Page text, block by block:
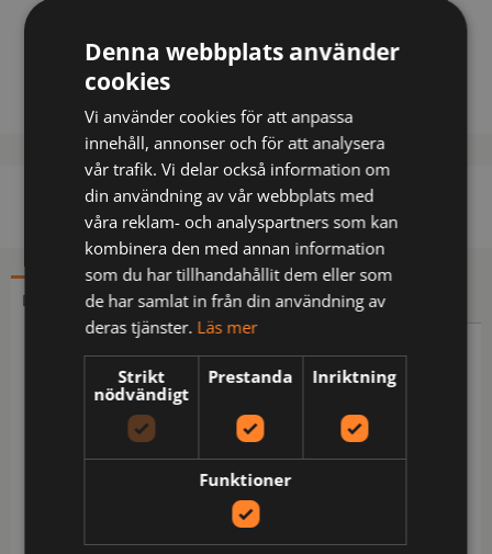
Lägg till i varukorg
BESKRIVNING YTTERLIGARE INFORMATION
Beskrivning
Stretchmaterial / Multinorm / Inherent flamskydd /
Smuts-, olje- och vattenavvisande / Metallfri /
Överdel av kraftigt ribbstickad material med 4-
vägsstretch med mjuk infälld resår / Reglerbar
midja med inbyggd resår / Lågt skuren linning med
hällor och knapp, men ingen dragkedja / 2
Denna webbplats använder
cookies
Vi använder cookies för att anpassa
innehåll, annonser och för att analysera
vår trafik. Vi delar också information om
din användning av vår webbplats med
våra reklam- och analyspartners som kan
kombinera den med annan information
som du har tillhandahållit dem eller som
de har samlat in från din användning av
deras tjänster. Läs mer
Strikt
nödvändigt
Prestanda Inriktning
Funktioner